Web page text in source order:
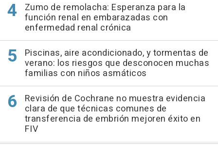
Zumo de remolacha: Esperanza para la
función renal en embarazadas con
enfermedad renal crónica
Piscinas, aire acondicionado, y tormentas de
verano: los riesgos que desconocen muchas
familias con niños asmáticos
Revisión de Cochrane no muestra evidencia
clara de que técnicas comunes de
transferencia de embrión mejoren éxito en
FIV